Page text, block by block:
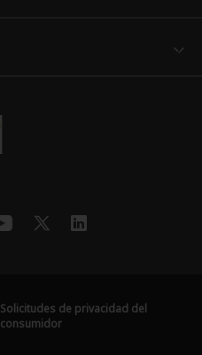
Solicitudes de privacidad del
consumidor